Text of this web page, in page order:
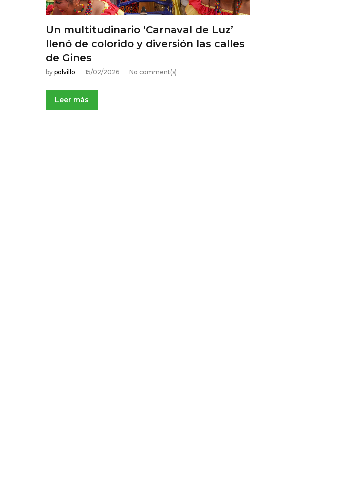
5
f
e
b
Un multitudinario ‘Carnaval de Luz’
llenó de colorido y diversión las calles
de Gines
15/02/2026
by polvillo No comment(s)
Leer más